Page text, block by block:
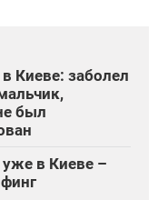
Киеве: заболел
был
в Киеве –